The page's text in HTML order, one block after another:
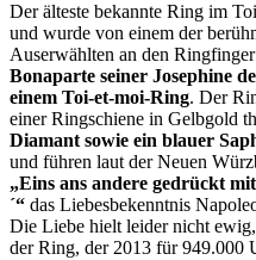
Der älteste bekannte Ring im
und wurde von einem der
Auserwählten an den
Bonaparte seiner Josephine
einem Toi-et-moi-Ring. Der
einer Ringschiene in Gelbgold
Diamant sowie ein blauer
und führen laut der Neuen
„Eins ans andere gedrückt
´“ das Liebesbekenntnis
Die Liebe hielt leider nicht
der Ring, der 2013 für 949.000